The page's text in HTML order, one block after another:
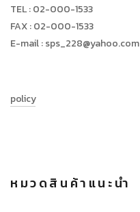
TEL : 02-000-1533
FAX : 02-000-1533
E-mail : sps_228@yahoo.com
policy
หมวดสินค้าแนะนำ